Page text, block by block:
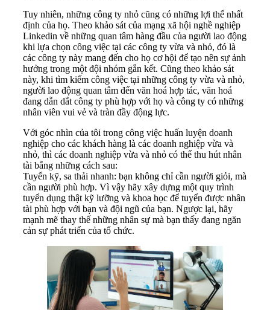
Tuy nhiên, những công ty nhỏ cũng có những lợi thế nhất
định của họ. Theo khảo sát của mạng xã hội nghề nghiệp
Linkedin về những quan tâm hàng đầu của người lao động
khi lựa chọn công việc tại các công ty vừa và nhỏ, đó là
các công ty này mang đến cho họ cơ hội để tạo nên sự ảnh
hưởng trong một đội nhóm gắn kết. Cũng theo khảo sát
này, khi tìm kiếm công việc tại những công ty vừa và nhỏ,
người lao động quan tâm đến văn hoá hợp tác, văn hoá
đang dẫn dắt công ty phù hợp với họ và công ty có những
nhân viên vui vẻ và tràn đầy động lực.
Với góc nhìn của tôi trong công việc huấn luyện doanh
nghiệp cho các khách hàng là các doanh nghiệp vừa và
nhỏ, thì các doanh nghiệp vừa và nhỏ có thể thu hút nhân
tài bằng những cách sau:
Tuyển kỹ, sa thải nhanh: bạn không chỉ cần người giỏi, mà
cần người phù hợp. Vì vậy hãy xây dựng một quy trình
tuyển dụng thật kỹ lưỡng và khoa học để tuyển được nhân
tài phù hợp với bạn và đội ngũ của bạn. Ngược lại, hãy
mạnh mẽ thay thế những nhân sự mà bạn thấy đang ngăn
cản sự phát triển của tổ chức.